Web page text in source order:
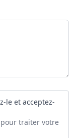
le et acceptez-
traiter votre